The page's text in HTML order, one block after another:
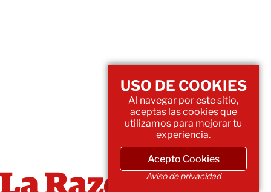
USO DE COOKIES
Al navegar por este sitio,
aceptas las cookies que
utilizamos para mejorar tu
experiencia.
Acepto Cookies
Aviso de privacidad